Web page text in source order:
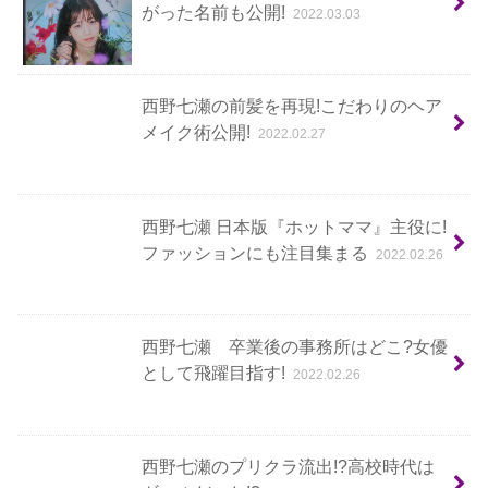
がった名前も公開!
2022.03.03
西野七瀬の前髪を再現!こだわりのヘア
メイク術公開!
2022.02.27
西野七瀬 日本版『ホットママ』主役に!
ファッションにも注目集まる
2022.02.26
西野七瀬 卒業後の事務所はどこ?女優
として飛躍目指す!
2022.02.26
西野七瀬のプリクラ流出!?高校時代は